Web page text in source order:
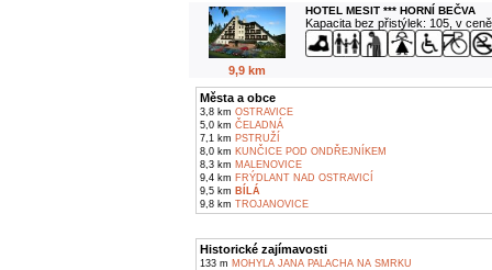
9,9 km
HOTEL MESIT *** HORNÍ BEČVA
Kapacita bez přistýlek: 105, v
Města a obce
3,8 km OSTRAVICE
5,0 km ČELADNÁ
7,1 km PSTRUŽÍ
8,0 km KUNČICE POD ONDŘEJNÍKEM
8,3 km MALENOVICE
9,4 km FRÝDLANT NAD OSTRAVICÍ
9,5 km BÍLÁ
9,8 km TROJANOVICE
Historické zajímavosti
133 m MOHYLA JANA PALACHA NA SMRKU